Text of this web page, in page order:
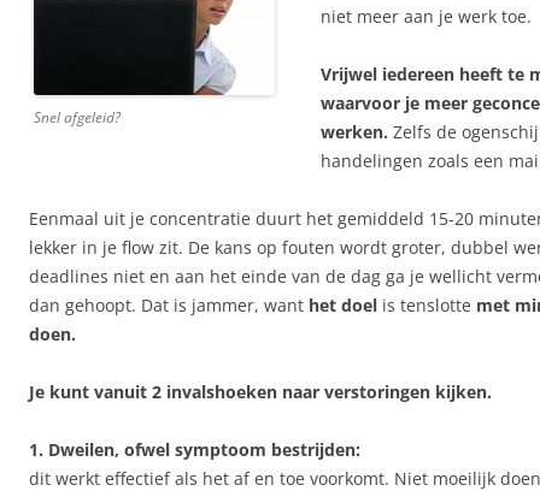
Snel afgeleid?
niet meer aan je werk toe.
Vrijwel iedereen heeft te
waarvoor je meer
werken. Zelfs de
handelingen zoals een
Eenmaal uit je concentratie duurt het gemiddeld 15-20
lekker in je flow zit. De kans op fouten wordt groter, dubbel
deadlines niet en aan het einde van de dag ga je wellicht
dan gehoopt. Dat is jammer, want het doel is tenslotte met
doen.
Je kunt vanuit 2 invalshoeken naar verstoringen kijken.
1. Dweilen, ofwel symptoom bestrijden:
dit werkt effectief als het af en toe voorkomt. Niet moeilijk doen